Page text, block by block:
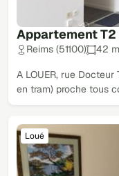
Appartement T2
Reims (51100) 42
A LOUER, rue
en tram) proche tous
Loué